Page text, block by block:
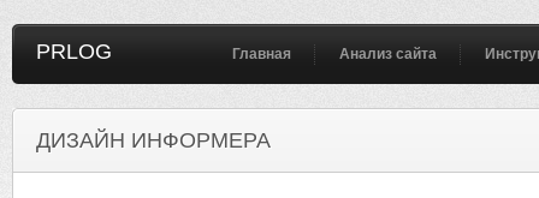
PRLOG Главная Анализ сайта
ДИЗАЙН ИНФОРМЕРА